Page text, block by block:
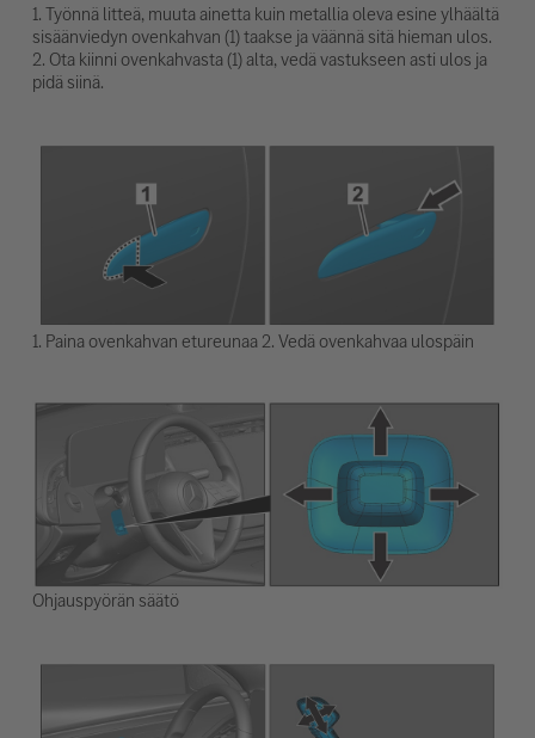
1. Työnnä litteä, muuta ainetta kuin metallia oleva esine ylhäältä
sisäänviedyn ovenkahvan (1) taakse ja väännä sitä hieman ulos.
2. Ota kiinni ovenkahvasta (1) alta, vedä vastukseen asti ulos ja
pidä siinä.
1. Paina ovenkahvan etureunaa 2. Vedä ovenkahvaa ulospäin
Ohjauspyörän säätö